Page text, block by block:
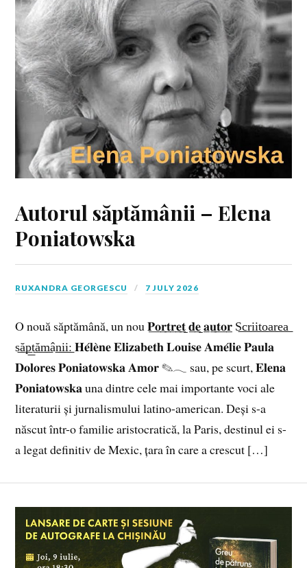
Autorul săptămânii – Elena
Poniatowska
RUXANDRA GEORGESCU 7 JULY 2026
O nouă săptămână, un nou 𝐏̲𝐨̲𝐫̲𝐭̲𝐫̲𝐞̲𝐭̲ ̲𝐝̲𝐞̲ ̲𝐚̲𝐮̲𝐭̲𝐨̲𝐫̲ S͟c͟r͟i͟i͟t͟o͟a͟r͟e͟a͟
s͟ă͟p͟t͟ă͟m͟â͟n͟i͟i͟: 𝐇𝐞́𝐥𝐞̀𝐧𝐞 𝐄𝐥𝐢𝐳𝐚𝐛𝐞𝐭𝐡 𝐋𝐨𝐮𝐢𝐬𝐞 𝐀𝐦𝐞́𝐥𝐢𝐞 𝐏𝐚𝐮𝐥𝐚
𝐃𝐨𝐥𝐨𝐫𝐞𝐬 𝐏𝐨𝐧𝐢𝐚𝐭𝐨𝐰𝐬𝐤𝐚 𝐀𝐦𝐨𝐫 ✎𓂃 sau, pe scurt, 𝐄𝐥𝐞𝐧𝐚
𝐏𝐨𝐧𝐢𝐚𝐭𝐨𝐰𝐬𝐤𝐚 una dintre cele mai importante voci ale
literaturii și jurnalismului latino-american. Deși s-a
născut într-o familie aristocratică, la Paris, destinul ei s-
a legat definitiv de Mexic, țara în care a crescut […]